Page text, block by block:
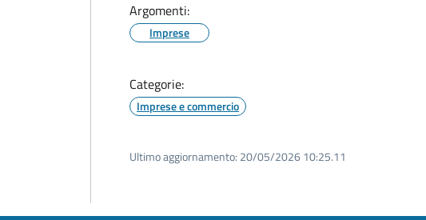
Argomenti:
Imprese
Categorie:
Imprese e commercio
Ultimo aggiornamento: 20/05/2026 10:25.11